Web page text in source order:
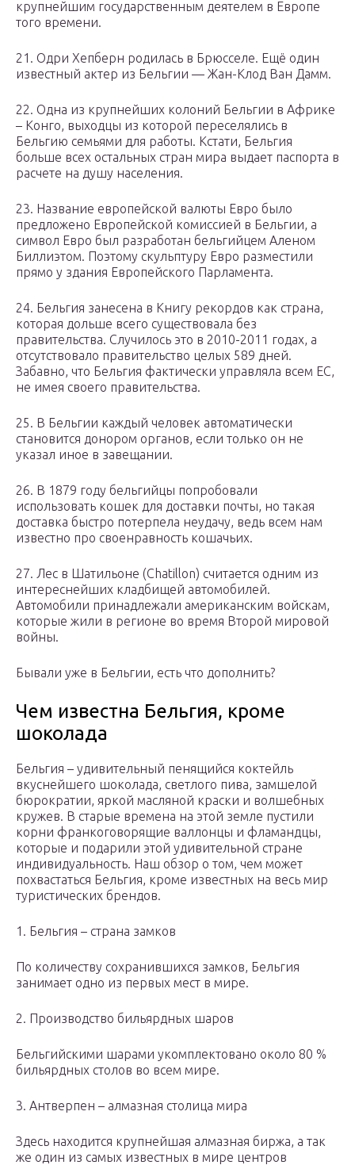
крупнейшим государственным деятелем в Европе
того времени.
21. Одри Хепберн родилась в Брюсселе. Ещё один
известный актер из Бельгии — Жан-Клод Ван Дамм.
22. Одна из крупнейших колоний Бельгии в Африке
– Конго, выходцы из которой переселялись в
Бельгию семьями для работы. Кстати, Бельгия
больше всех остальных стран мира выдает паспорта в
расчете на душу населения.
23. Название европейской валюты Евро было
предложено Европейской комиссией в Бельгии, а
символ Евро был разработан бельгийцем Аленом
Биллиэтом. Поэтому скульптуру Евро разместили
прямо у здания Европейского Парламента.
24. Бельгия занесена в Книгу рекордов как страна,
которая дольше всего существовала без
правительства. Случилось это в 2010-2011 годах, а
отсутствовало правительство целых 589 дней.
Забавно, что Бельгия фактически управляла всем ЕС,
не имея своего правительства.
25. В Бельгии каждый человек автоматически
становится донором органов, если только он не
указал иное в завещании.
26. В 1879 году бельгийцы попробовали
использовать кошек для доставки почты, но такая
доставка быстро потерпела неудачу, ведь всем нам
известно про своенравность кошачьих.
27. Лес в Шатильоне (Chatillon) считается одним из
интереснейших кладбищей автомобилей.
Автомобили принадлежали американским войскам,
которые жили в регионе во время Второй мировой
войны.
Бывали уже в Бельгии, есть что дополнить?
Чем известна Бельгия, кроме
шоколада
Бельгия – удивительный пенящийся коктейль
вкуснейшего шоколада, светлого пива, замшелой
бюрократии, яркой масляной краски и волшебных
кружев. В старые времена на этой земле пустили
корни франкоговорящие валлонцы и фламандцы,
которые и подарили этой удивительной стране
индивидуальность. Наш обзор о том, чем может
похвастаться Бельгия, кроме известных на весь мир
туристических брендов.
1. Бельгия – страна замков
По количеству сохранившихся замков, Бельгия
занимает одно из первых мест в мире.
2. Производство бильярдных шаров
Бельгийскими шарами укомплектовано около 80 %
бильярдных столов во всем мире.
3. Антверпен – алмазная столица мира
Здесь находится крупнейшая алмазная биржа, а так
же один из самых известных в мире центров